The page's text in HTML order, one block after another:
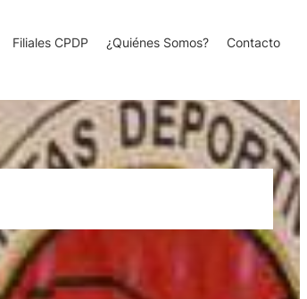
Filiales CPDP ¿Quiénes Somos? Contacto